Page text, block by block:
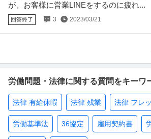
が、お客様に営業LINEをするのに疲れ...
回答終了 3 2023/03/21
労働問題・法律に関する質問をキーワ
法律 有給休暇 法律 残業 法律 フレ
労働基準法 36協定 雇用契約書